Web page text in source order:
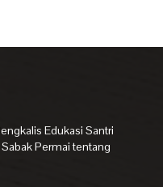
Edukasi Santri
Sabak Permai tentang